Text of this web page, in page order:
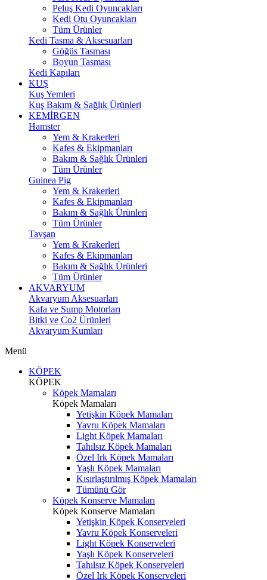
Peluş Kedi Oyuncakları
Kedi Otu Oyuncakları
Tüm Ürünler
Kedi Tasma & Aksesuarları
Göğüs Tasması
Boyun Tasması
Kedi Kapıları
KUŞ
Kuş Yemleri
Kuş Bakım & Sağlık Ürünleri
KEMİRGEN
Hamster
Yem & Krakerleri
Kafes & Ekipmanları
Bakım & Sağlık Ürünleri
Tüm Ürünler
Guinea Pig
Yem & Krakerleri
Kafes & Ekipmanları
Bakım & Sağlık Ürünleri
Tüm Ürünler
Tavşan
Yem & Krakerleri
Kafes & Ekipmanları
Bakım & Sağlık Ürünleri
Tüm Ürünler
AKVARYUM
Akvaryum Aksesuarları
Kafa ve Sump Motorları
Bitki ve Co2 Ürünleri
Akvaryum Kumları
Menü
KÖPEK
KÖPEK
Köpek Mamaları
Köpek Mamaları
Yetişkin Köpek Mamaları
Yavru Köpek Mamaları
Light Köpek Mamaları
Tahılsız Köpek Mamaları
Özel Irk Köpek Mamaları
Yaşlı Köpek Mamaları
Kısırlaştırılmış Köpek Mamaları
Tümünü Gör
Köpek Konserve Mamaları
Köpek Konserve Mamaları
Yetişkin Köpek Konserveleri
Yavru Köpek Konserveleri
Light Köpek Konserveleri
Yaşlı Köpek Konserveleri
Tahılsız Köpek Konserveleri
Özel Irk Köpek Konserveleri